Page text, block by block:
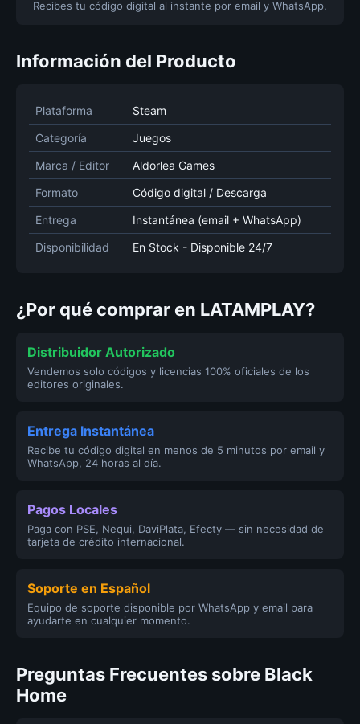
Recibes tu código digital al instante por email y WhatsApp.
Información del Producto
Plataforma
Steam
Categoría
Juegos
Marca / Editor
Aldorlea Games
Formato
Código digital / Descarga
Entrega
Instantánea (email + WhatsApp)
Disponibilidad
En Stock - Disponible 24/7
¿Por qué comprar en LATAMPLAY?
Distribuidor Autorizado
Vendemos solo códigos y licencias 100% oficiales de los
editores originales.
Entrega Instantánea
Recibe tu código digital en menos de 5 minutos por email y
WhatsApp, 24 horas al día.
Pagos Locales
Paga con PSE, Nequi, DaviPlata, Efecty — sin necesidad de
tarjeta de crédito internacional.
Soporte en Español
Equipo de soporte disponible por WhatsApp y email para
ayudarte en cualquier momento.
Preguntas Frecuentes sobre Black
Home